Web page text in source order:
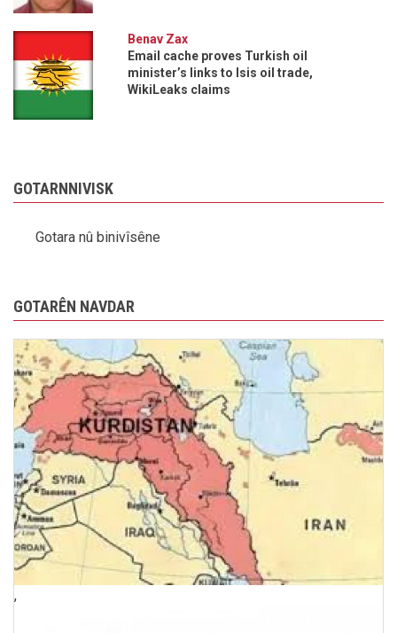
Benav Zax
Email cache proves Turkish oil
minister’s links to Isis oil trade,
WikiLeaks claims
GOTARNNIVISK
Gotara nû binivîsêne
GOTARÊN NAVDAR
,